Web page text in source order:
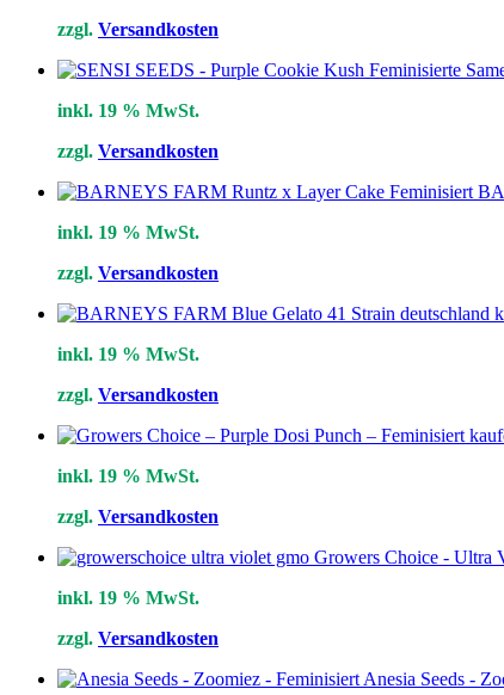
zzgl. Versandkosten
inkl. 19 % MwSt.
zzgl. Versandkosten
inkl. 19 % MwSt.
zzgl. Versandkosten
inkl. 19 % MwSt.
zzgl. Versandkosten
inkl. 19 % MwSt.
zzgl. Versandkosten
Growers Choice - Ultra
inkl. 19 % MwSt.
zzgl. Versandkosten
Anesia Seeds -